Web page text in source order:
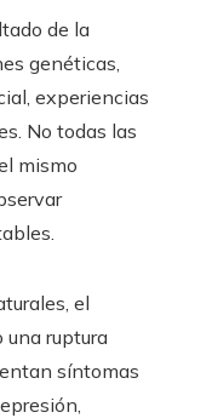
de la
genéticas,
experiencias
No todas las
mismo
el
una ruptura
síntomas